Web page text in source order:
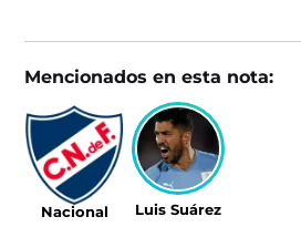
Mencionados en esta nota:
Nacional Luis Suárez